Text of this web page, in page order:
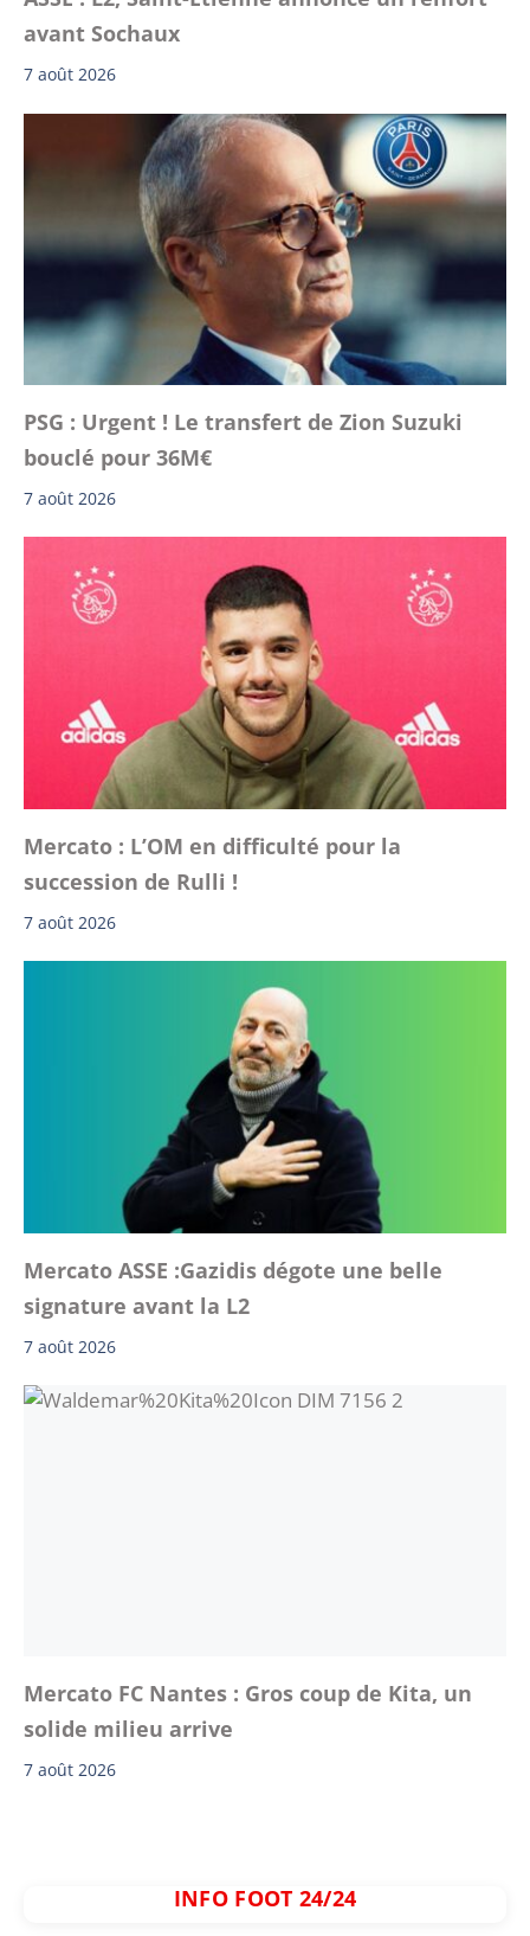
avant Sochaux
7 août 2026
PSG : Urgent ! Le transfert de Zion Suzuki
bouclé pour 36M€
7 août 2026
Mercato : L’OM en difficulté pour la
succession de Rulli !
7 août 2026
Mercato ASSE :Gazidis dégote une belle
signature avant la L2
7 août 2026
Mercato FC Nantes : Gros coup de Kita, un
solide milieu arrive
7 août 2026
INFO FOOT 24/24